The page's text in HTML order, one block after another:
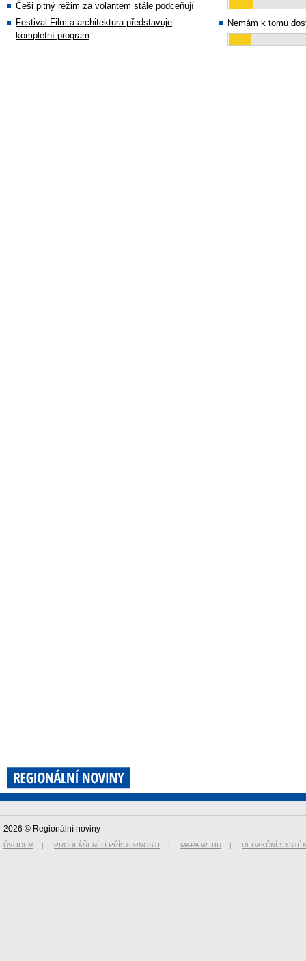
Češi pitný režim za volantem stále podceňují
Festival Film a architektura představuje
kompletní program
Nemám k tomu
2026 © Regionální noviny
ÚVODEM | PROHLÁŠENÍ O PŘÍSTUPNOSTI | MAPA WEBU | REDAKČNÍ